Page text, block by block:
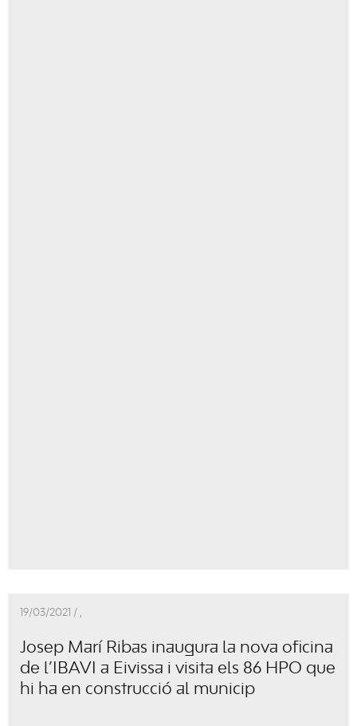
19/03/2021 /
Josep Marí Ribas inaugura la nova oficina
de l’IBAVI a Eivissa i visita els 86 HPO que
hi ha en construcció al municip